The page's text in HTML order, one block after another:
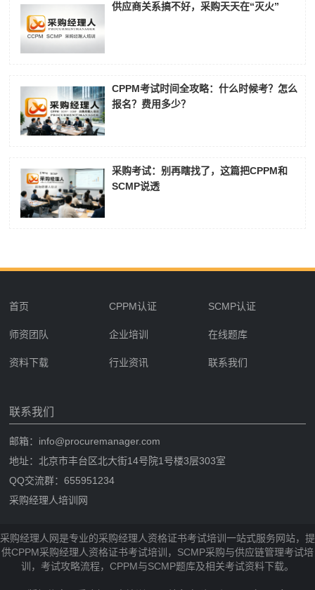
供应商关系搞不好，采购天天在“灭火”
CPPM考试时间全攻略：什么时候考？怎么
报名？费用多少？
采购考试：别再瞎找了，这篇把CPPM和
SCMP说透
首页 CPPM认证 SCMP认证
师资团队 企业培训 在线题库
资料下载 行业资讯 联系我们
联系我们
邮箱：info@procuremanager.com
地址：北京市丰台区北大街14号院1号楼3层303室
QQ交流群：655951234
采购经理人培训网
采购经理人网是专业的采购经理人资格证书考试培训一站式服务网站，提
供CPPM采购经理人资格证书考试培训，SCMP采购与供应链管理考试培
训，考试攻略流程，CPPM与SCMP题库及相关考试资料下载。